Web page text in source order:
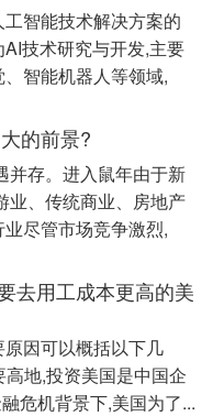
智能技术解决方案的
技术研究与开发,主要
智能机器人等领域,
的前景?
并存。进入鼠年由于新
业、传统商业、房地产
尽管市场竞争激烈,
去用工成本更高的美
因可以概括以下几
地,投资美国是中国企
危机背景下,美国为了...